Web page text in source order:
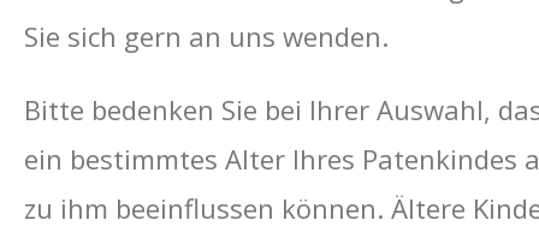
Sie sich gern an uns wenden.
Bitte bedenken Sie bei Ihrer Auswahl,
ein bestimmtes Alter Ihres Patenkindes
zu ihm beeinflussen können. Ältere